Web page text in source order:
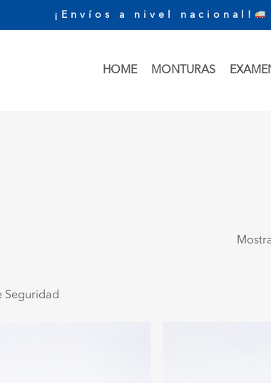
¡Envíos a nivel nacional!
HOME MONTURAS
Seguridad